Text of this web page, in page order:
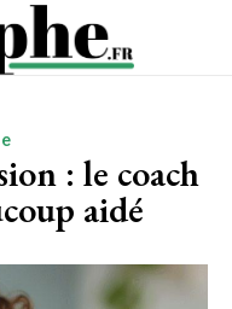
: le coach
aidé